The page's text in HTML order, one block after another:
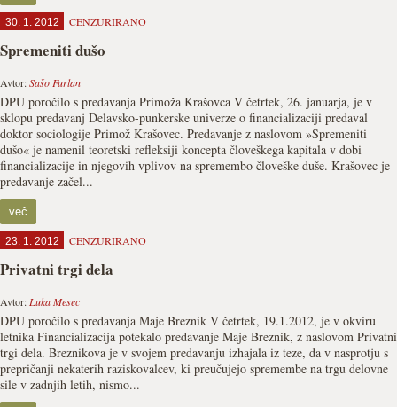
30. 1. 2012 CENZURIRANO
Spremeniti dušo
Avtor:Sašo Furlan
DPU poročilo s predavanja Primoža Krašovca V četrtek, 26. januarja, je v
sklopu predavanj Delavsko-punkerske univerze o financializaciji predaval
doktor sociologije Primož Krašovec. Predavanje z naslovom »Spremeniti
dušo« je namenil teoretski refleksiji koncepta človeškega kapitala v dobi
financializacije in njegovih vplivov na spremembo človeške duše. Krašovec je
predavanje začel...
več
23. 1. 2012 CENZURIRANO
Privatni trgi dela
Avtor: Luka Mesec
DPU poročilo s predavanja Maje Breznik V četrtek, 19.1.2012, je v okviru
letnika Financializacija potekalo predavanje Maje Breznik, z naslovom Privatni
trgi dela. Breznikova je v svojem predavanju izhajala iz teze, da v nasprotju s
prepričanji nekaterih raziskovalcev, ki preučujejo spremembe na trgu delovne
sile v zadnjih letih, nismo...